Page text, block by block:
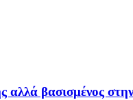
βασισμένος